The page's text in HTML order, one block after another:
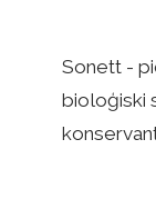
Sonett -
bioloģiski